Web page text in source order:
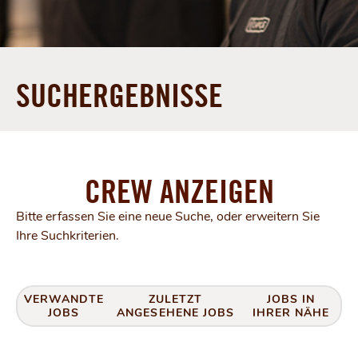
SUCHERGEBNISSE
CREW ANZEIGEN
Bitte erfassen Sie eine neue Suche, oder erweitern Sie
Ihre Suchkriterien.
VERWANDTE
JOBS
ZULETZT
ANGESEHENE JOBS
JOBS IN
IHRER NÄHE